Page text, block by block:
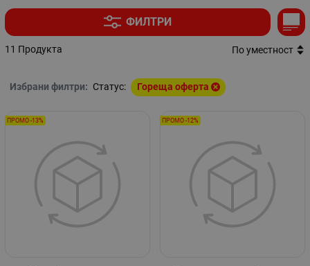
ФИЛТРИ
11 Продукта По уместност
Избрани филтри: Статус: Гореща оферта
ПРОМО -13% ПРОМО -12%